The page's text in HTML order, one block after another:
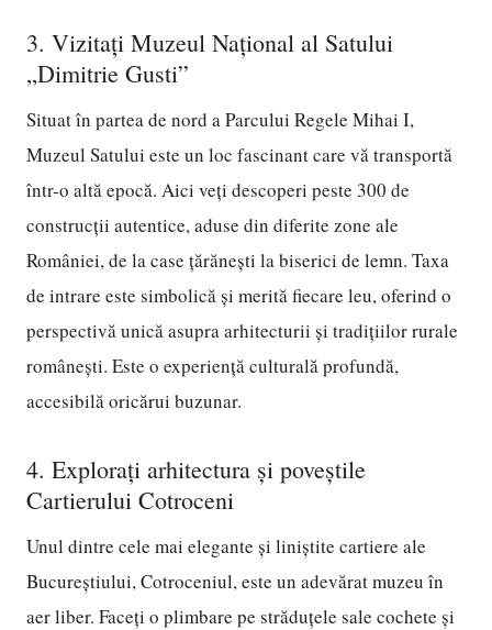
3. Vizitați Muzeul Național al Satului
„Dimitrie Gusti”
Situat în partea de nord a Parcului Regele Mihai I,
Muzeul Satului este un loc fascinant care vă transportă
într-o altă epocă. Aici veți descoperi peste 300 de
construcții autentice, aduse din diferite zone ale
României, de la case țărănești la biserici de lemn. Taxa
de intrare este simbolică și merită fiecare leu, oferind o
perspectivă unică asupra arhitecturii și tradițiilor rurale
românești. Este o experiență culturală profundă,
accesibilă oricărui buzunar.
4. Explorați arhitectura și poveștile
Cartierului Cotroceni
Unul dintre cele mai elegante și liniștite cartiere ale
Bucureștiului, Cotroceniul, este un adevărat muzeu în
aer liber. Faceți o plimbare pe străduțele sale cochete și